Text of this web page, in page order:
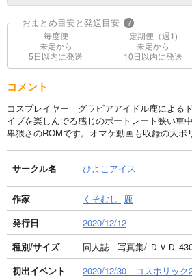
おまとめ目安と発送目安 ?
毎度便
未定から
5日以内に発送
定期便（週1)
未定から
10日以内に発送
コメント
コスプレイヤー グラビアアイドル鹿による
イブを楽しんでる感じのポートレート狭い車
卑猥さのROMです。オマケ動画も収録の大ボ
サークル名 ひよこアイス
作家 くそむし
鹿
発行日
2020/12/12
種別/サイズ
同人誌 - 写真集/ ＤＶＤ
初出イベント
2020/12/30 コスホリック